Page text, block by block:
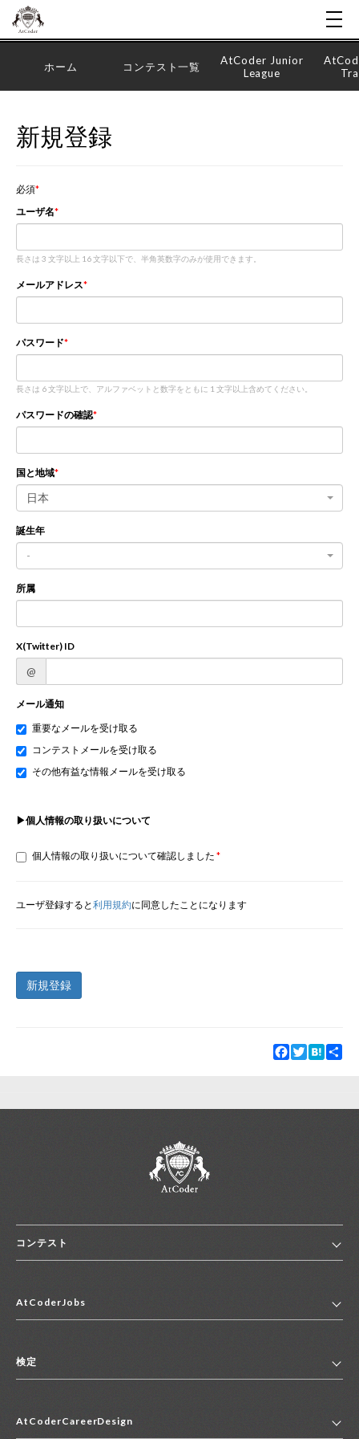
ホーム コンテスト一覧
AtCoder Junior
League
新規登録
必須
ユーザ名
長さは 3 文字以上 16 文字以下で、半角英数字のみが使用できます。
メールアドレス
パスワード
長さは 6 文字以上で、アルファベットと数字をともに 1 文字以上含めてください。
パスワードの確認
国と地域
日本
誕生年
-
所属
X(Twitter) ID
@
メール通知
重要なメールを受け取る
コンテストメールを受け取る
その他有益な情報メールを受け取る
▶個人情報の取り扱いについて
個人情報の取り扱いについて確認しました
ユーザ登録すると利用規約に同意したことになります
新規登録
Facebook
TwitterHatena
コンテスト
コンテスト一覧
便利リンク集
AtCoderJobs
2027年新卒採用求人一覧
中途採用求人一覧
検定
マイページ
AtCoderCareerDesign